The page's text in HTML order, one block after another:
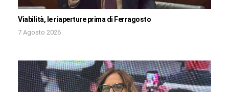
Viabilità, le riaperture prima di Ferragosto
7 Agosto 2026